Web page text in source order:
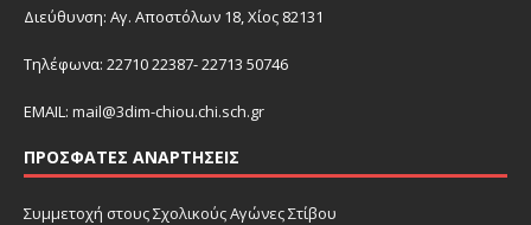
Διεύθυνση: Αγ. Αποστόλων 18, Χίος 82131
Τηλέφωνα: 22710 22387- 22713 50746
EMAIL: mail@3dim-chiou.chi.sch.gr
ΠΡΌΣΦΑΤΕΣ ΑΝΑΡΤΉΣΕΙΣ
Συμμετοχή στους Σχολικούς Αγώνες Στίβου